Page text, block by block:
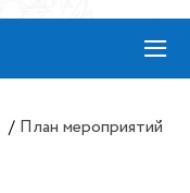
≡
/ План мероприятий